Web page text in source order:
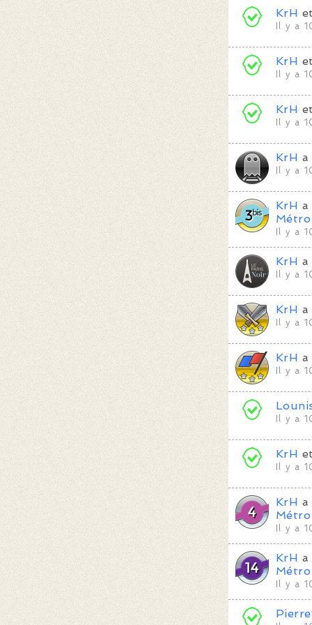
KrH
Il y a
KrH
Il y a
KrH
Il y a
KrH a
Il y a
KrH a
Il y a
KrH a
Il y a
KrH a
Il y a
KrH a
Il y a
Il y a
KrH
Il y a
KrH a
Il y a
KrH a
Il y a